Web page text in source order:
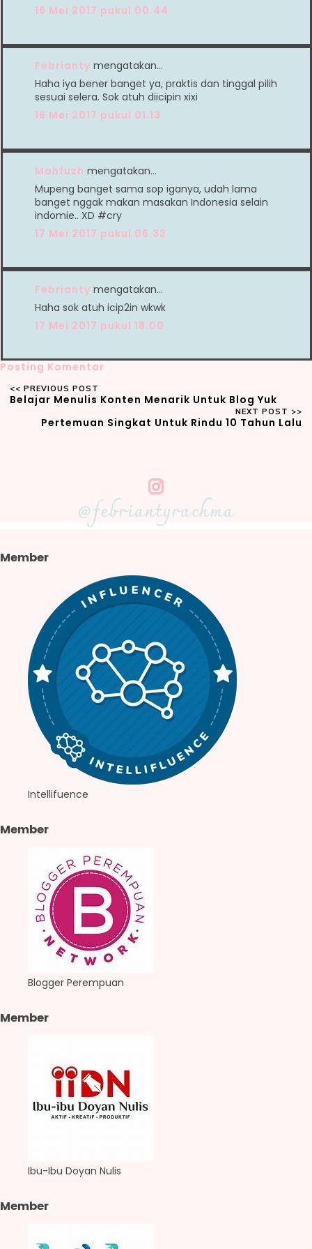
16 Mei 2017 pukul 00.44
Febrianty mengatakan…
Haha iya bener banget ya, praktis dan tinggal pilih
sesuai selera. Sok atuh diicipin xixi
16 Mei 2017 pukul 01.13
Mahfuzh mengatakan…
Mupeng banget sama sop iganya, udah lama
banget nggak makan masakan Indonesia selain
indomie.. XD #cry
17 Mei 2017 pukul 06.32
Febrianty mengatakan…
Haha sok atuh icip2in wkwk
17 Mei 2017 pukul 18.00
Posting Komentar
Belajar Menulis Konten Menarik Untuk Blog Yuk
Pertemuan Singkat Untuk Rindu 10 Tahun Lalu
@febriantyrachma
Member
Intellifuence
Member
Blogger Perempuan
Member
Ibu-Ibu Doyan Nulis
Member